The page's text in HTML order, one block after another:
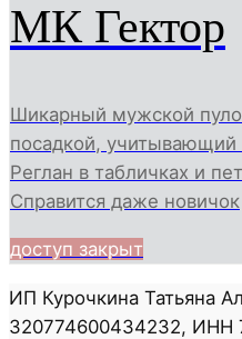
МК Гектор
Шикарный мужской
посадкой,
Реглан в табличках и
Справится даже новичок
доступ закрыт
ИП Курочкина Татьяна
320774600434232, ИНН